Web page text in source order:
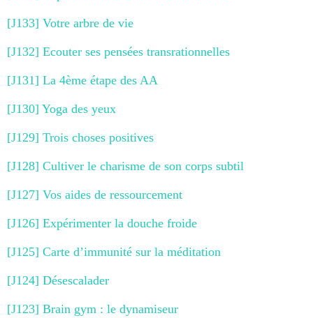
[J133] Votre arbre de vie
[J132] Ecouter ses pensées transrationnelles
[J131] La 4ème étape des AA
[J130] Yoga des yeux
[J129] Trois choses positives
[J128] Cultiver le charisme de son corps subtil
[J127] Vos aides de ressourcement
[J126] Expérimenter la douche froide
[J125] Carte d’immunité sur la méditation
[J124] Désescalader
[J123] Brain gym : le dynamiseur